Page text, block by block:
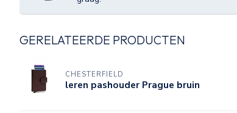
GERELATEERDE PRODUCTEN
CHESTERFIELD
leren pashouder Prague bruin